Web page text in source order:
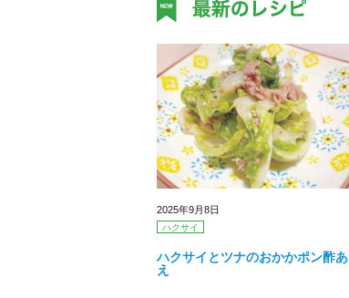
2025年9月8日
ハクサイ
ハクサイとツナのおかかポン酢あ
え